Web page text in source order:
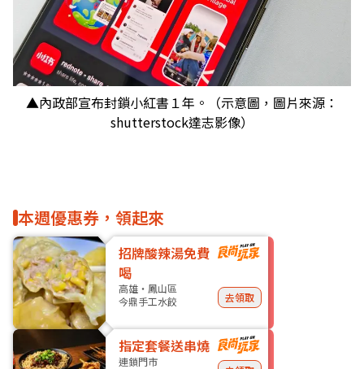
▲內政部宣布封鎖小紅書１年。（示意圖，圖片來源：
shutterstock達志影像）
本週優惠券，領起來
招牌酸辣湯免費
喝
高雄・鳳山區
今鼎手工水餃
去領取
指定套餐送串燒
連鎖門市